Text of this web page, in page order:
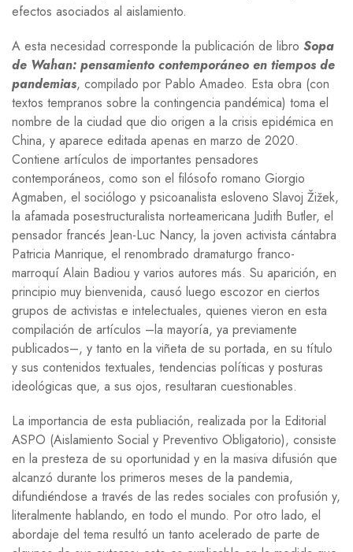
efectos asociados al aislamiento.
A esta necesidad corresponde la publicación de libro Sopa
de Wahan: pensamiento contemporáneo en tiempos de
pandemias, compilado por Pablo Amadeo. Esta obra (con
textos tempranos sobre la contingencia pandémica) toma el
nombre de la ciudad que dio origen a la crisis epidémica en
China, y aparece editada apenas en marzo de 2020.
Contiene artículos de importantes pensadores
contemporáneos, como son el filósofo romano Giorgio
Agmaben, el sociólogo y psicoanalista esloveno Slavoj Žižek,
la afamada posestructuralista norteamericana Judith Butler, el
pensador francés Jean-Luc Nancy, la joven activista cántabra
Patricia Manrique, el renombrado dramaturgo franco-
marroquí Alain Badiou y varios autores más. Su aparición, en
principio muy bienvenida, causó luego escozor en ciertos
grupos de activistas e intelectuales, quienes vieron en esta
compilación de artículos –la mayoría, ya previamente
publicados–, y tanto en la viñeta de su portada, en su título
y sus contenidos textuales, tendencias políticas y posturas
ideológicas que, a sus ojos, resultaran cuestionables.
La importancia de esta publiación, realizada por la Editorial
ASPO (Aislamiento Social y Preventivo Obligatorio), consiste
en la presteza de su oportunidad y en la masiva difusión que
alcanzó durante los primeros meses de la pandemia,
difundiéndose a través de las redes sociales con profusión y,
literalmente hablando, en todo el mundo. Por otro lado, el
abordaje del tema resultó un tanto acelerado de parte de